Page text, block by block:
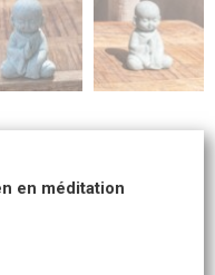
en méditation